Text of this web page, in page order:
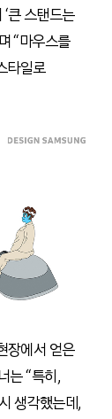
큰 스탠드는
“마우스를
타일로
장에서 얻은
는 “특히,
생각했는데,